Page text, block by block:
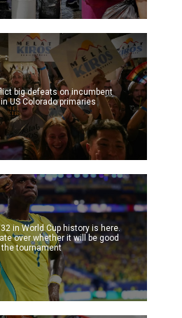
big defeats on incumbent
US Colorado primaries
in World Cup history is here.
over whether it will be good
the tournament